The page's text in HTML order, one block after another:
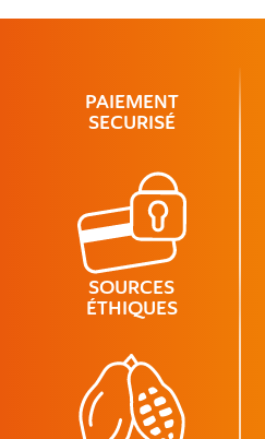
PAIEMENT
SECURISÉ
SOURCES
ÉTHIQUES